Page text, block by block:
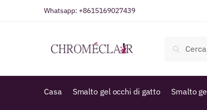
Whatsapp: +8615169027439
Cerca
Casa Smalto gel occhi di gatto Smalto